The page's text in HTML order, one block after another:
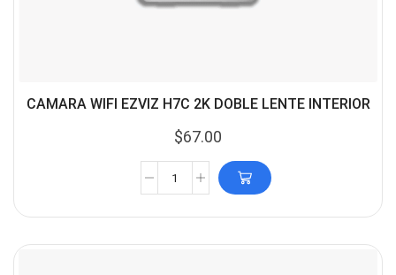
CAMARA WIFI EZVIZ H7C 2K DOBLE LENTE INTERIOR
$67.00